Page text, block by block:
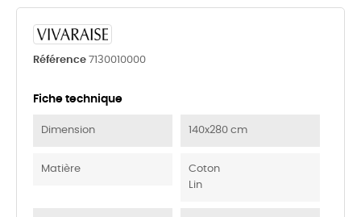
Référence 7130010000
Fiche technique
Dimension 140x280 cm
Matière
Coton
Lin